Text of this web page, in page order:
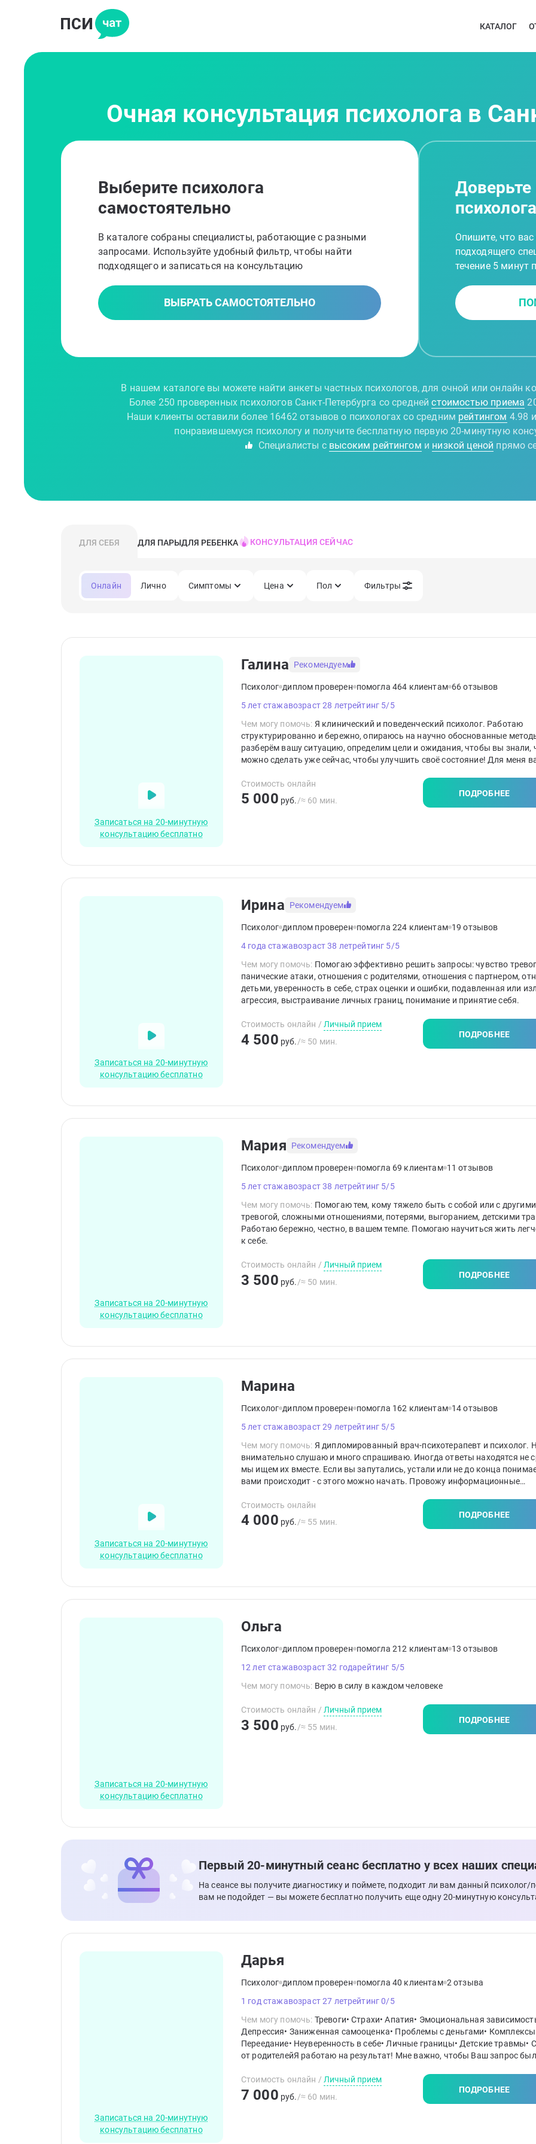
КАТАЛОГ
Очная консультация психолога в
Выберите психолога
самостоятельно
В каталоге собраны специалисты, работающие с разными
запросами. Используйте удобный фильтр, чтобы найти
подходящего и записаться на консультацию
ВЫБРАТЬ САМОСТОЯТЕЛЬНО
Опишите, что
подходящего
течение 5 минут
В нашем каталоге вы можете найти анкеты частных психологов, для очной или онлайн
Более 250 проверенных психологов Санкт-Петербурга со среднейстоимостью приема
Наши клиенты оставили более 16462 отзывов о психологах со средним рейтингом 4.98
понравившемуся психологу и получите бесплатную первую 20-минутную
Специалисты с высоким рейтингом и низкой ценой прямо
ДЛЯ СЕБЯ ДЛЯ ПАРЫДЛЯ РЕБЕНКА КОНСУЛЬТАЦИЯ СЕЙЧАС
Онлайн Лично Симптомы Цена Пол Фильтры
Записаться на 20-минутную
консультацию бесплатно
Галина Рекомендуем
Психолог диплом проверен помогла 464 клиентам 66 отзывов
5 лет стажавозраст 28 летрейтинг 5/5
Чем могу помочь: Я клинический и поведенческий психолог. Работаю
структурированно и бережно, опираюсь на научно обоснованные
разберём вашу ситуацию, определим цели и ожидания, чтобы вы знали,
можно сделать уже сейчас, чтобы улучшить своё состояние! Для меня
изменения внутри.
Стоимость онлайн
5 000 руб./≈ 60 мин.
ПОДРОБНЕЕ
Записаться на 20-минутную
консультацию бесплатно
Ирина Рекомендуем
Психолог диплом проверен помогла 224 клиентам 19 отзывов
4 года стажавозраст 38 летрейтинг 5/5
Чем могу помочь: Помогаю эффективно решить запросы: чувство
панические атаки, отношения с родителями, отношения с партнером,
детьми, уверенность в себе, страх оценки и ошибки, подавленная или
агрессия, выстраивание личных границ, понимание и принятие себя.
Стоимость онлайн / Личный прием
4 500 руб./≈ 50 мин.
ПОДРОБНЕЕ
Записаться на 20-минутную
консультацию бесплатно
Мария Рекомендуем
Психолог диплом проверен помогла 69 клиентам 11 отзывов
5 лет стажавозраст 38 летрейтинг 5/5
Чем могу помочь: Помогаю тем, кому тяжело быть с собой или с
тревогой, сложными отношениями, потерями, выгоранием, детскими
Работаю бережно, честно, в вашем темпе. Помогаю научиться жить
к себе.
Стоимость онлайн / Личный прием
3 500 руб./≈ 50 мин.
ПОДРОБНЕЕ
Записаться на 20-минутную
консультацию бесплатно
Марина
Психолог диплом проверен помогла 162 клиентам 14 отзывов
5 лет стажавозраст 29 летрейтинг 5/5
Чем могу помочь: Я дипломированный врач-психотерапевт и психолог.
внимательно слушаю и много спрашиваю. Иногда ответы находятся не
мы ищем их вместе. Если вы запутались, устали или не до конца
вами происходит - с этого можно начать. Провожу информационные
необходимости могу перенаправить к профильному специалисту.
Стоимость онлайн
4 000 руб./≈ 55 мин.
ПОДРОБНЕЕ
Записаться на 20-минутную
консультацию бесплатно
Ольга
Психолог диплом проверен помогла 212 клиентам 13 отзывов
12 лет стажавозраст 32 годарейтинг 5/5
Чем могу помочь: Верю в силу в каждом человеке
Стоимость онлайн / Личный прием
3 500 руб./≈ 55 мин.
ПОДРОБНЕЕ
Первый 20-минутный сеанс бесплатно у всех наших
На сеансе вы получите диагностику и поймете, подходит ли вам данный
вам не подойдет — вы можете бесплатно получить еще одну 20-минутную
Записаться на 20-минутную
консультацию бесплатно
Дарья
Психолог диплом проверен помогла 40 клиентам 2 отзыва
1 год стажавозраст 27 летрейтинг 0/5
Чем могу помочь: Тревоги• Страхи• Апатия• Эмоциональная
Депрессия• Заниженная самооценка• Проблемы с деньгами•
Переедание• Неуверенность в себе• Личные границы• Детские травмы•
от родителейЯ работаю на результат! Мне важно, чтобы Ваш запрос был
аналитическом.Помогу справиться с такими проблемами как: детско-
родительские отношения, деструктивно-агрессивное поведение,
пищевого поведения. Работаю с самооценкой и принятием себя, научу
Стоимость онлайн / Личный прием
7 000 руб./≈ 60 мин.
ПОДРОБНЕЕ